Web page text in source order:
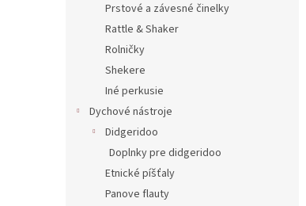
Prstové a závesné činelky
Rattle & Shaker
Rolničky
Shekere
Iné perkusie
Dychové nástroje
Didgeridoo
Doplnky pre didgeridoo
Etnické píšťaly
Panove flauty